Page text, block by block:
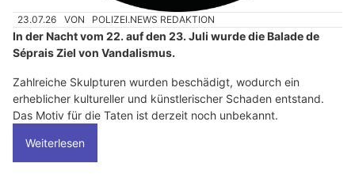
23.07.26 VON POLIZEI.NEWS REDAKTION
In der Nacht vom 22. auf den 23. Juli wurde die Balade de
Séprais Ziel von Vandalismus.
Zahlreiche Skulpturen wurden beschädigt, wodurch ein
erheblicher kultureller und künstlerischer Schaden entstand.
Das Motiv für die Taten ist derzeit noch unbekannt.
Weiterlesen